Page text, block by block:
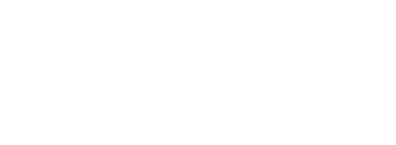
指し示すものとします。
項は完全に有効に存続するものと